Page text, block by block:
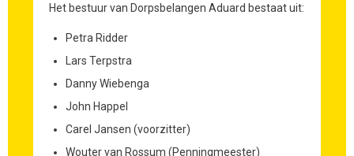
Het bestuur van Dorpsbelangen Aduard bestaat uit:
Petra Ridder
Lars Terpstra
Danny Wiebenga
John Happel
Carel Jansen (voorzitter)
Wouter van Rossum (Penningmeester)